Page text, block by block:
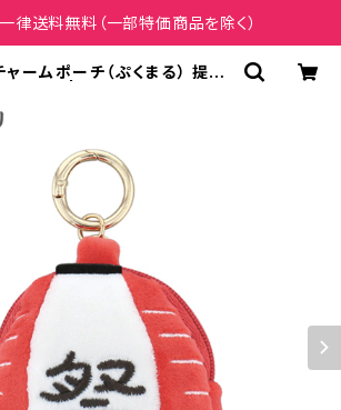
律送料無料（一部特価商品を除く）
ャームポーチ（ぷくまる） 提灯